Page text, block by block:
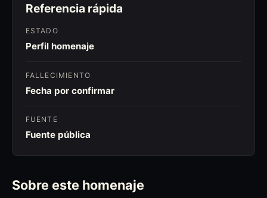
Referencia rápida
ESTADO
Perfil homenaje
FALLECIMIENTO
Fecha por confirmar
FUENTE
Fuente pública
Sobre este homenaje